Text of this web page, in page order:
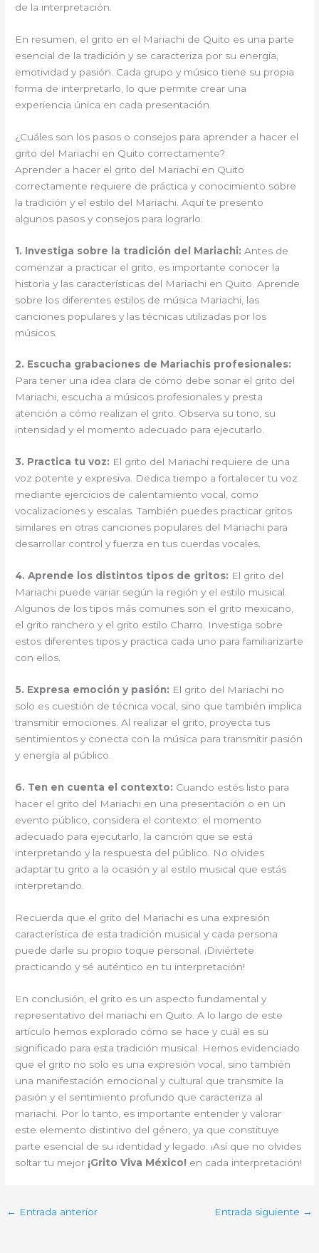
de la interpretación.
En resumen, el grito en el Mariachi de Quito es una parte
esencial de la tradición y se caracteriza por su energía,
emotividad y pasión. Cada grupo y músico tiene su propia
forma de interpretarlo, lo que permite crear una
experiencia única en cada presentación.
¿Cuáles son los pasos o consejos para aprender a hacer el
grito del Mariachi en Quito correctamente?
Aprender a hacer el grito del Mariachi en Quito
correctamente requiere de práctica y conocimiento sobre
la tradición y el estilo del Mariachi. Aquí te presento
algunos pasos y consejos para lograrlo:
1. Investiga sobre la tradición del Mariachi: Antes de
comenzar a practicar el grito, es importante conocer la
historia y las características del Mariachi en Quito. Aprende
sobre los diferentes estilos de música Mariachi, las
canciones populares y las técnicas utilizadas por los
músicos.
2. Escucha grabaciones de Mariachis profesionales:
Para tener una idea clara de cómo debe sonar el grito del
Mariachi, escucha a músicos profesionales y presta
atención a cómo realizan el grito. Observa su tono, su
intensidad y el momento adecuado para ejecutarlo.
3. Practica tu voz: El grito del Mariachi requiere de una
voz potente y expresiva. Dedica tiempo a fortalecer tu voz
mediante ejercicios de calentamiento vocal, como
vocalizaciones y escalas. También puedes practicar gritos
similares en otras canciones populares del Mariachi para
desarrollar control y fuerza en tus cuerdas vocales.
4. Aprende los distintos tipos de gritos: El grito del
Mariachi puede variar según la región y el estilo musical.
Algunos de los tipos más comunes son el grito mexicano,
el grito ranchero y el grito estilo Charro. Investiga sobre
estos diferentes tipos y practica cada uno para familiarizarte
con ellos.
5. Expresa emoción y pasión: El grito del Mariachi no
solo es cuestión de técnica vocal, sino que también implica
transmitir emociones. Al realizar el grito, proyecta tus
sentimientos y conecta con la música para transmitir pasión
y energía al público.
6. Ten en cuenta el contexto: Cuando estés listo para
hacer el grito del Mariachi en una presentación o en un
evento público, considera el contexto: el momento
adecuado para ejecutarlo, la canción que se está
interpretando y la respuesta del público. No olvides
adaptar tu grito a la ocasión y al estilo musical que estás
interpretando.
Recuerda que el grito del Mariachi es una expresión
característica de esta tradición musical y cada persona
puede darle su propio toque personal. ¡Diviértete
practicando y sé auténtico en tu interpretación!
En conclusión, el grito es un aspecto fundamental y
representativo del mariachi en Quito. A lo largo de este
artículo hemos explorado cómo se hace y cuál es su
significado para esta tradición musical. Hemos evidenciado
que el grito no solo es una expresión vocal, sino también
una manifestación emocional y cultural que transmite la
pasión y el sentimiento profundo que caracteriza al
mariachi. Por lo tanto, es importante entender y valorar
este elemento distintivo del género, ya que constituye
parte esencial de su identidad y legado. ¡Así que no olvides
soltar tu mejor ¡Grito Viva México! en cada interpretación!
← Entrada anterior Entrada siguiente →